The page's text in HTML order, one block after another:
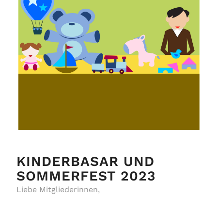
KINDERBASAR UND
SOMMERFEST 2023
Liebe Mitgliederinnen,